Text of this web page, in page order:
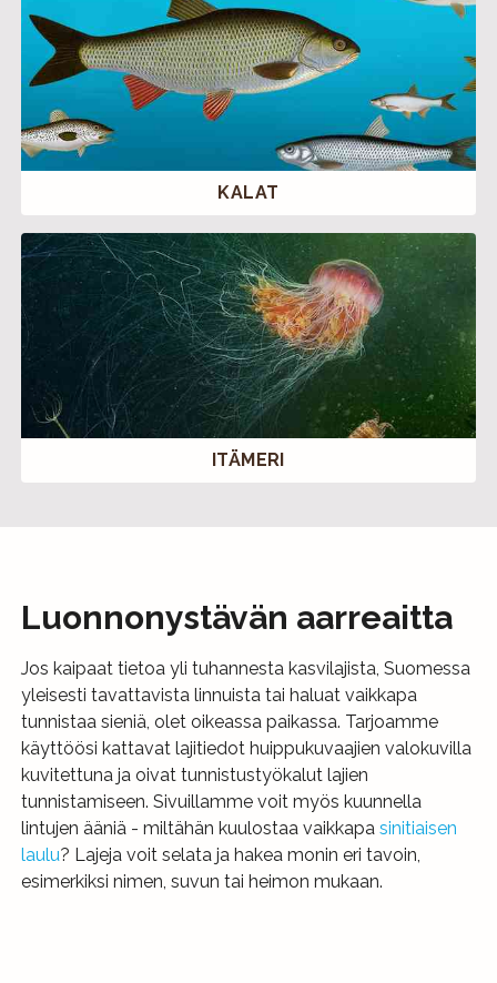
KALAT
ITÄMERI
Luonnonystävän aarreaitta
Jos kaipaat tietoa yli tuhannesta kasvilajista, Suomessa
yleisesti tavattavista linnuista tai haluat vaikkapa
tunnistaa sieniä, olet oikeassa paikassa. Tarjoamme
käyttöösi kattavat lajitiedot huippukuvaajien valokuvilla
kuvitettuna ja oivat tunnistustyökalut lajien
tunnistamiseen. Sivuillamme voit myös kuunnella
lintujen ääniä - miltähän kuulostaa vaikkapa sinitiaisen
laulu? Lajeja voit selata ja hakea monin eri tavoin,
esimerkiksi nimen, suvun tai heimon mukaan.